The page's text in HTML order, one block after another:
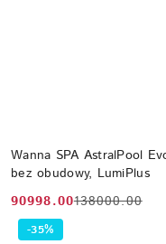
Wanna SPA AstralPool
bez obudowy, LumiPlus
Cena
promocyjna:
90998.00
Cena
przed
138000.00
-35%